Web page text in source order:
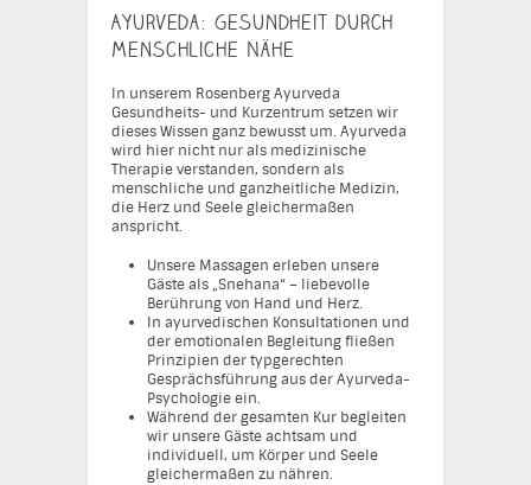
Ayurveda: Gesundheit durch
menschliche Nähe
In unserem Rosenberg Ayurveda
Gesundheits- und Kurzentrum setzen wir
dieses Wissen ganz bewusst um. Ayurveda
wird hier nicht nur als medizinische
Therapie verstanden, sondern als
menschliche und ganzheitliche Medizin,
die Herz und Seele gleichermaßen
anspricht.
Unsere Massagen erleben unsere
Gäste als „Snehana“ – liebevolle
Berührung von Hand und Herz.
In ayurvedischen Konsultationen und
der emotionalen Begleitung fließen
Prinzipien der typgerechten
Gesprächsführung aus der Ayurveda-
Psychologie ein.
Während der gesamten Kur begleiten
wir unsere Gäste achtsam und
individuell, um Körper und Seele
gleichermaßen zu nähren.